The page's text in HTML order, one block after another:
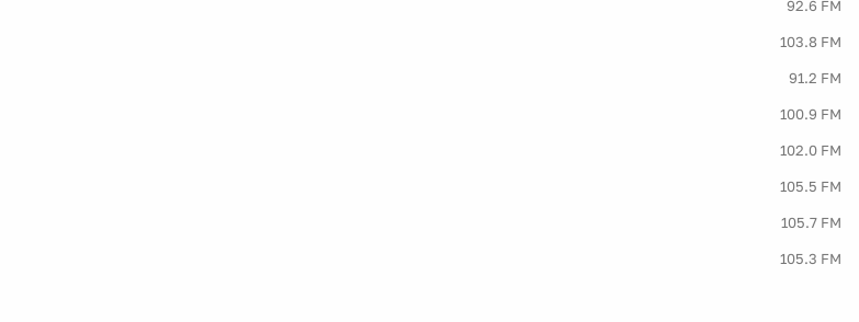
92.6 FM
103.8 FM
91.2 FM
100.9 FM
102.0 FM
105.5 FM
105.7 FM
105.3 FM